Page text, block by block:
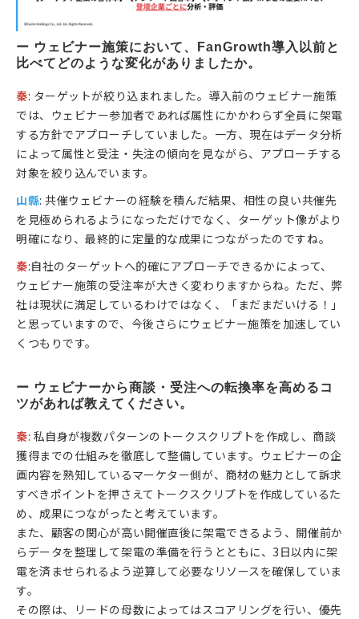
ー ウェビナー施策において、FanGrowth導入以前と
比べてどのような変化がありましたか。
秦: ターゲットが絞り込まれました。導入前のウェビナー施策
では、ウェビナー参加者であれば属性にかかわらず全員に架電
する方針でアプローチしていました。一方、現在はデータ分析
によって属性と受注・失注の傾向を見ながら、アプローチする
対象を絞り込んでいます。
山縣: 共催ウェビナーの経験を積んだ結果、相性の良い共催先
を見極められるようになっただけでなく、ターゲット像がより
明確になり、最終的に定量的な成果につながったのですね。
秦:自社のターゲットへ的確にアプローチできるかによって、
ウェビナー施策の受注率が大きく変わりますからね。ただ、弊
社は現状に満足しているわけではなく、「まだまだいける！」
と思っていますので、今後さらにウェビナー施策を加速してい
くつもりです。
ー ウェビナーから商談・受注への転換率を高めるコ
ツがあれば教えてください。
秦: 私自身が複数パターンのトークスクリプトを作成し、商談
獲得までの仕組みを徹底して整備しています。ウェビナーの企
画内容を熟知しているマーケター側が、商材の魅力として訴求
すべきポイントを押さえてトークスクリプトを作成しているた
め、成果につながったと考えています。
また、顧客の関心が高い開催直後に架電できるよう、開催前か
らデータを整理して架電の準備を行うとともに、3日以内に架
電を済ませられるよう逆算して必要なリソースを確保していま
す。
その際は、リードの母数によってはスコアリングを行い、優先